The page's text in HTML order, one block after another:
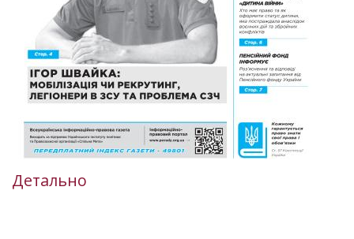
Детально